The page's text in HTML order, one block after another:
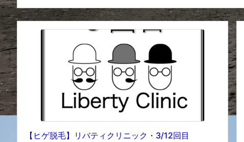
【ヒゲ脱毛】リバティクリニック・3/12回目